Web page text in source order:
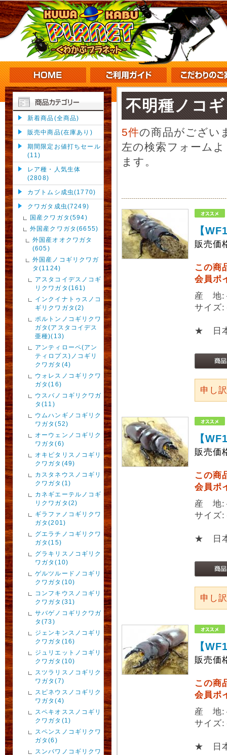
新着商品(全商品)
販売中商品(在庫あり)
期間限定お値打ちセール
(11)
レア種・人気生体
(2808)
カブトムシ成虫(1770)
クワガタ成虫(7249)
国産クワガタ(594)
外国産クワガタ(6655)
外国産オオクワガタ
(605)
外国産ノコギリクワガ
タ(1124)
アスタコイデスノコギ
リクワガタ(161)
インクイナトゥスノコ
ギリクワガタ(2)
ポルトンノコギリクワ
ガタ(アスタコイデス
亜種)(13)
アンティローペ(アン
ティロプス)ノコギリ
クワガタ(4)
ウォレスノコギリクワ
ガタ(16)
ウスバノコギリクワガ
タ(11)
ウムハンギノコギリク
ワガタ(52)
オーウェンノコギリク
ワガタ(6)
オキピタリスノコギリ
クワガタ(49)
カスタネウスノコギリ
クワガタ(1)
カネギエーテルノコギ
リクワガタ(2)
ギラファノコギリクワ
ガタ(201)
グエラチノコギリクワ
ガタ(15)
グラキリスノコギリク
ワガタ(10)
ゲルツルードノコギリ
クワガタ(10)
コンフキウスノコギリ
クワガタ(31)
サバゲノコギリクワガ
タ(73)
ジェンキンスノコギリ
クワガタ(16)
ジュリエットノコギリ
クワガタ(10)
スツラリスノコギリク
ワガタ(7)
スピネウスノコギリク
ワガタ(4)
スペキオススノコギリ
クワガタ(1)
スペンスノコギリクワ
ガタ(6)
スンバワノコギリクワ
不明種ノコ
5件の商品がござい
左の検索フォーム
ます。
【
販売価
この商
会員ポ
産 地:
サイ
★ 日本
申し
【
販売価
この商
会員ポ
産 地:
サイ
★ 日本
申し
【
販売価
この商
会員ポ
産 地:
サイ
★ 日本